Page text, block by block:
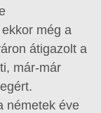
még a
átigazolt a
már-már
németek éve